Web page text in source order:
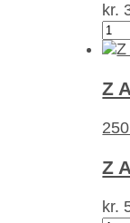
kr.
Z
Z
kr.